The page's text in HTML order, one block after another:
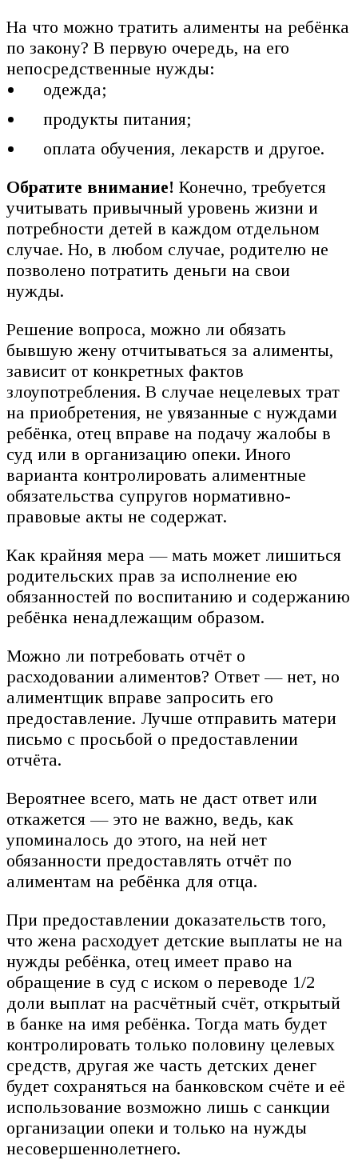
На что можно тратить алименты на ребёнка
по закону? В первую очередь, на его
непосредственные нужды:
одежда;
продукты питания;
оплата обучения, лекарств и другое.
Обратите внимание! Конечно, требуется
учитывать привычный уровень жизни и
потребности детей в каждом отдельном
случае. Но, в любом случае, родителю не
позволено потратить деньги на свои
нужды.
Решение вопроса, можно ли обязать
бывшую жену отчитываться за алименты,
зависит от конкретных фактов
злоупотребления. В случае нецелевых трат
на приобретения, не увязанные с нуждами
ребёнка, отец вправе на подачу жалобы в
суд или в организацию опеки. Иного
варианта контролировать алиментные
обязательства супругов нормативно-
правовые акты не содержат.
Как крайняя мера — мать может лишиться
родительских прав за исполнение ею
обязанностей по воспитанию и содержанию
ребёнка ненадлежащим образом.
Можно ли потребовать отчёт о
расходовании алиментов? Ответ — нет, но
алиментщик вправе запросить его
предоставление. Лучше отправить матери
письмо с просьбой о предоставлении
отчёта.
Вероятнее всего, мать не даст ответ или
откажется — это не важно, ведь, как
упоминалось до этого, на ней нет
обязанности предоставлять отчёт по
алиментам на ребёнка для отца.
При предоставлении доказательств того,
что жена расходует детские выплаты не на
нужды ребёнка, отец имеет право на
обращение в суд с иском о переводе 1/2
доли выплат на расчётный счёт, открытый
в банке на имя ребёнка. Тогда мать будет
контролировать только половину целевых
средств, другая же часть детских денег
будет сохраняться на банковском счёте и её
использование возможно лишь с санкции
организации опеки и только на нужды
несовершеннолетнего.